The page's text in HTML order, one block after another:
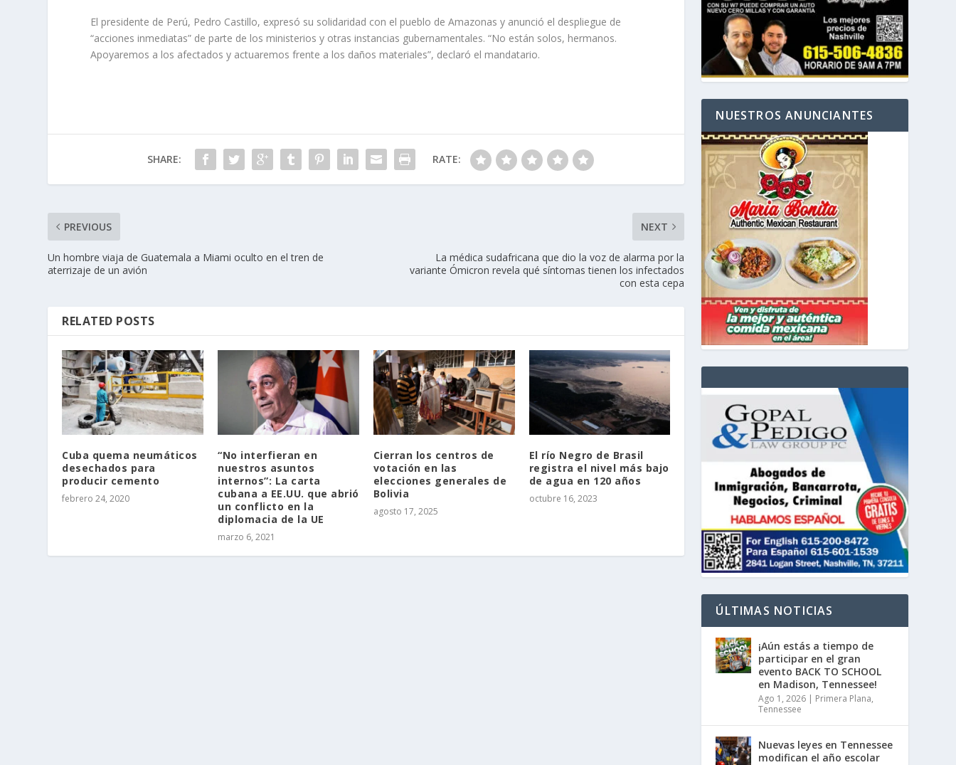
El presidente de Perú, Pedro Castillo, expresó su solidaridad con el pueblo de Amazonas y anunció el despliegue de
“acciones inmediatas” de parte de los ministerios y otras instancias gubernamentales. “No están solos, hermanos.
Apoyaremos a los afectados y actuaremos frente a los daños materiales”, declaró el mandatario.
SHARE: RATE:
PREVIOUS
Un hombre viaja de Guatemala a Miami oculto en el tren de
aterrizaje de un avión
NEXT
La médica sudafricana que dio la voz de alarma por la
variante Ómicron revela qué síntomas tienen los infectados
con esta cepa
RELATED POSTS
Cuba quema neumáticos
desechados para
producir cemento
febrero 24, 2020
“No interfieran en
nuestros asuntos
internos”: La carta
cubana a EE.UU. que abrió
un conflicto en la
diplomacia de la UE
marzo 6, 2021
Cierran los centros de
votación en las
elecciones generales de
Bolivia
agosto 17, 2025
El río Negro de Brasil
registra el nivel más bajo
de agua en 120 años
octubre 16, 2023
NUESTROS ANUNCIANTES
ÚLTIMAS NOTICIAS
¡Aún estás a tiempo de
participar en el gran
evento BACK TO SCHOOL
en Madison, Tennessee!
Ago 1, 2026 | Primera Plana,
Tennessee
Nuevas leyes en Tennessee
modifican el año escolar